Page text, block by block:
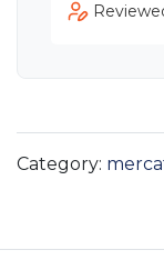
Category: